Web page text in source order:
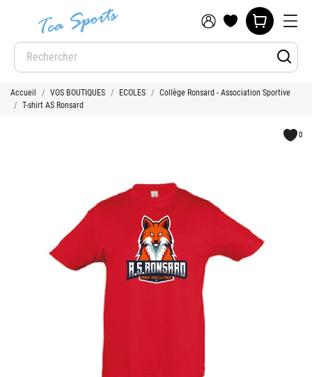
Accueil VOS BOUTIQUES ECOLES
Collège Ronsard - Association Sportive
T-shirt AS Ronsard
0